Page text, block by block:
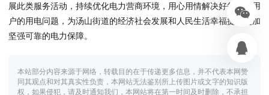
展此类服务活动，持续优化电力营商环境，用心用情解决好每一位用
户的用电问题，为汤山街道的经济社会发展和人民生活幸福提供更加
坚强可靠的电力保障。
本站部分内容来源于网络，转载目的在于传递更多信息，并不代表本网赞
同其观点和对其真实性负责，本网站无法鉴别所上传图片或文字的知识版
权，如果侵犯，请及时通知我们，本网站将在第一时间及时删除，不承担